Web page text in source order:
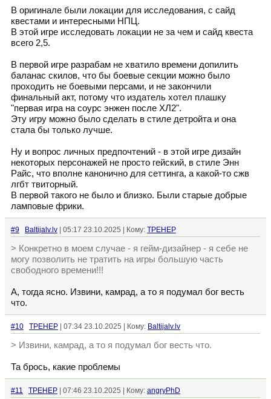
В оригинале были локации для исследования, с сайд
квестами и интересными НПЦ.
В этой игре исследовать локации не за чем и сайд квеста
всего 2,5.
В первой игре разрабам не хватило времени допилить
баланас скилов, что бы боевые секции можно было
проходить не боевыми персами, и не закончили
финальный акт, потому что издатель хотел плашку
"первая игра на соурс энжен после ХЛ2".
Эту игру можно было сделать в стиле детройта и она
стала бы только лучше.
Ну и вопрос личных предпочтений - в этой игре дизайн
некоторых персонажей не просто гейский, в стиле Энн
Райс, что вполне канонично для сеттинга, а какой-то сжв
лгбт твиторный.
В первой такого не было и близко. Были старые добрые
ламповые фрики.
#9 Baltijalv.lv | 05:17 23.10.2025 | Кому: TPEHEP
> Конкретно в моем случае - я гейм-дизайнер - я себе не
могу позволить не тратить на игры большую часть
свободного времени!!!
А, тогда ясно. Извини, камрад, а то я подумал бог весть
что.
#10 TPEHEP | 07:34 23.10.2025 | Кому: Baltijalv.lv
> Извини, камрад, а то я подумал бог весть что.
Та брось, какие проблемы
#11 TPEHEP | 07:46 23.10.2025 | Кому: angryPhD